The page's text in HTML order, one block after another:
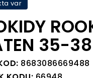
var
35-38
8683086669488